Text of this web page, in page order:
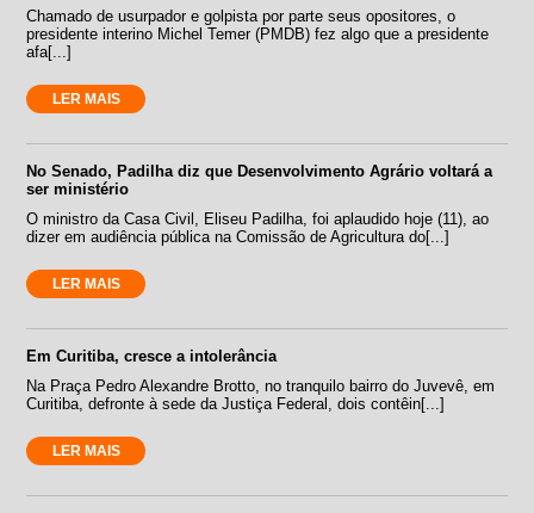
Chamado de usurpador e golpista por parte seus opositores, o
presidente interino Michel Temer (PMDB) fez algo que a presidente
afa[...]
LER MAIS
No Senado, Padilha diz que Desenvolvimento Agrário voltará a
ser ministério
O ministro da Casa Civil, Eliseu Padilha, foi aplaudido hoje (11), ao
dizer em audiência pública na Comissão de Agricultura do[...]
LER MAIS
Em Curitiba, cresce a intolerância
Na Praça Pedro Alexandre Brotto, no tranquilo bairro do Juvevê, em
Curitiba, defronte à sede da Justiça Federal, dois contêin[...]
LER MAIS